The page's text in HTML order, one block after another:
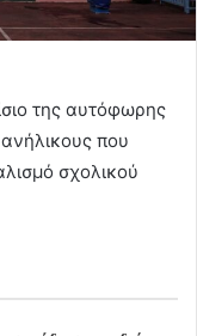
της αυτόφωρης
που
σχολικού